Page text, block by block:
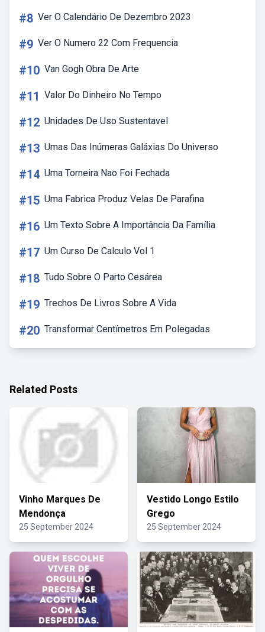
#8 Ver O Calendário De Dezembro 2023
#9 Ver O Numero 22 Com Frequencia
#10 Van Gogh Obra De Arte
#11 Valor Do Dinheiro No Tempo
#12 Unidades De Uso Sustentavel
#13 Umas Das Inúmeras Galáxias Do Universo
#14 Uma Torneira Nao Foi Fechada
#15 Uma Fabrica Produz Velas De Parafina
#16 Um Texto Sobre A Importância Da Família
#17 Um Curso De Calculo Vol 1
#18 Tudo Sobre O Parto Cesárea
#19 Trechos De Livros Sobre A Vida
#20 Transformar Centímetros Em Polegadas
Related Posts
Vinho Marques De
Mendonça
25 September 2024
Vestido Longo Estilo
Grego
25 September 2024